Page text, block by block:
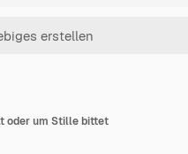
oder um Stille bittet